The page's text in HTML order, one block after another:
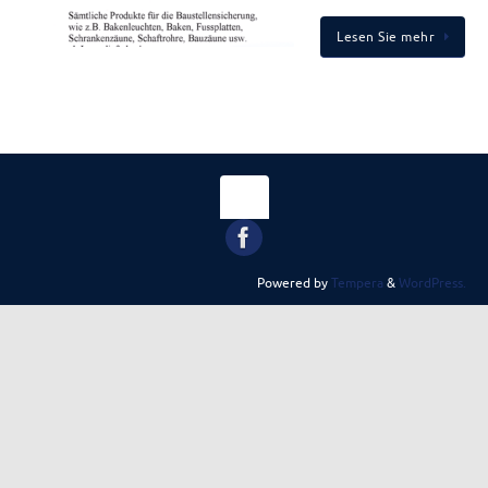
Lesen Sie mehr
Powered byTempera &WordPress.